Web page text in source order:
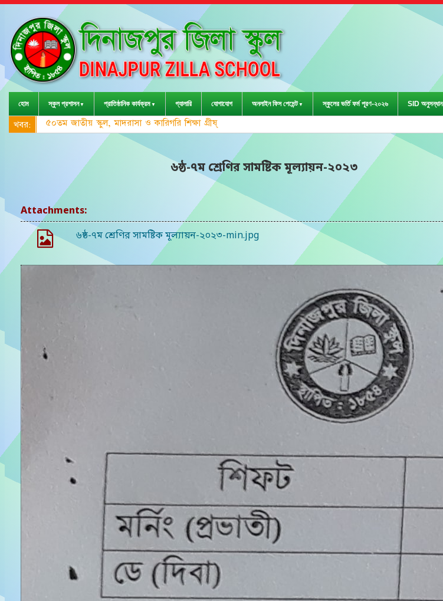
হোম স্কুল প্রশাসন প্রাতিষ্ঠানিক কার্যক্রম গ্যালারি যোগাযোগ অনলাইন ফিস পেমেন্ট স্কুলের ভর্তি ফর্ম পূরণ-২০২৬ SID অনুসন্ধান
খবর: ৫০তম জাতীয় স্কুল, মাদরাসা ও কারিগরি শিক্ষা গ্রীষ্মকালীন ক্রীড়া প্রতিযোগিতা-২০২৩
৬ষ্ঠ-৭ম শ্রেণির সামষ্টিক মূল্যায়ন-২০২৩
Attachments:
৬ষ্ঠ-৭ম শ্রেণির সামষ্টিক মূল্যায়ন-২০২৩-min.jpg